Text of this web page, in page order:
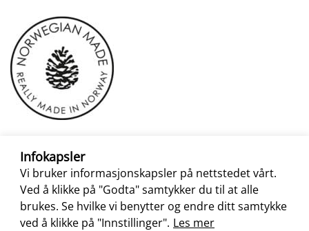
Infokapsler
Vi bruker informasjonskapsler på nettstedet vårt.
Ved å klikke på "Godta" samtykker du til at alle
brukes. Se hvilke vi benytter og endre ditt samtykke
ved å klikke på "Innstillinger". Les mer